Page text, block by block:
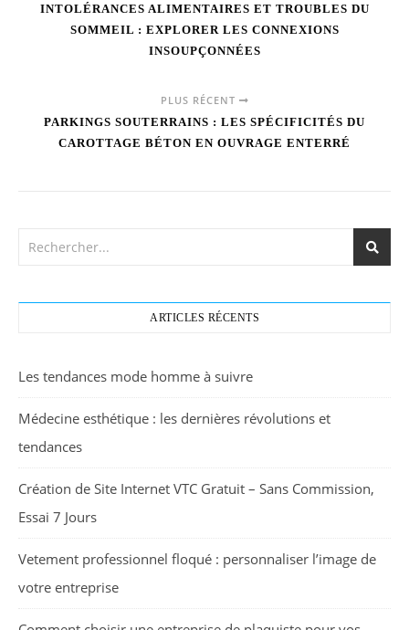
INTOLÉRANCES ALIMENTAIRES ET TROUBLES DU
SOMMEIL : EXPLORER LES CONNEXIONS
INSOUPÇONNÉES
PLUS RÉCENT
PARKINGS SOUTERRAINS : LES SPÉCIFICITÉS DU
CAROTTAGE BÉTON EN OUVRAGE ENTERRÉ
ARTICLES RÉCENTS
Les tendances mode homme à suivre
Médecine esthétique : les dernières révolutions et
tendances
Création de Site Internet VTC Gratuit – Sans Commission,
Essai 7 Jours
Vetement professionnel floqué : personnaliser l’image de
votre entreprise